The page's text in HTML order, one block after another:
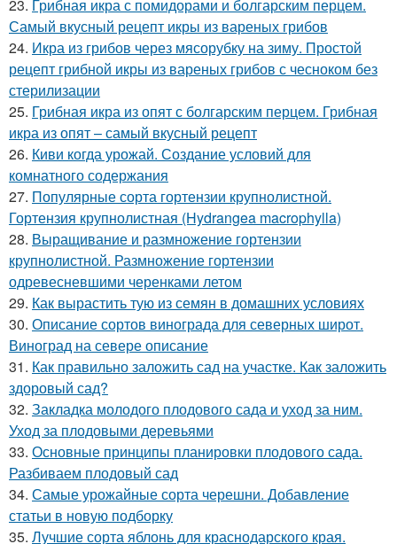
23. Грибная икра с помидорами и болгарским перцем.
Самый вкусный рецепт икры из вареных грибов
24. Икра из грибов через мясорубку на зиму. Простой
рецепт грибной икры из вареных грибов с чесноком без
стерилизации
25. Грибная икра из опят с болгарским перцем. Грибная
икра из опят – самый вкусный рецепт
26. Киви когда урожай. Создание условий для
комнатного содержания
27. Популярные сорта гортензии крупнолистной.
Гортензия крупнолистная (Hydrangea macrophylla)
28. Выращивание и размножение гортензии
крупнолистной. Размножение гортензии
одревесневшими черенками летом
29. Как вырастить тую из семян в домашних условиях
30. Описание сортов винограда для северных широт.
Виноград на севере описание
31. Как правильно заложить сад на участке. Как заложить
здоровый сад?
32. Закладка молодого плодового сада и уход за ним.
Уход за плодовыми деревьями
33. Основные принципы планировки плодового сада.
Разбиваем плодовый сад
34. Самые урожайные сорта черешни. Добавление
статьи в новую подборку
35. Лучшие сорта яблонь для краснодарского края.